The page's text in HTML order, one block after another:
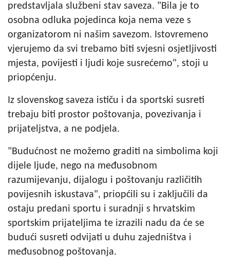
predstavljala službeni stav saveza. "Bila je to
osobna odluka pojedinca koja nema veze s
organizatorom ni našim savezom. Istovremeno
vjerujemo da svi trebamo biti svjesni osjetljivosti
mjesta, povijesti i ljudi koje susrećemo", stoji u
priopćenju.
Iz slovenskog saveza ističu i da sportski susreti
trebaju biti prostor poštovanja, povezivanja i
prijateljstva, a ne podjela.
"Budućnost ne možemo graditi na simbolima koji
dijele ljude, nego na međusobnom
razumijevanju, dijalogu i poštovanju različitih
povijesnih iskustava", priopćili su i zaključili da
ostaju predani sportu i suradnji s hrvatskim
sportskim prijateljima te izrazili nadu da će se
budući susreti odvijati u duhu zajedništva i
međusobnog poštovanja.